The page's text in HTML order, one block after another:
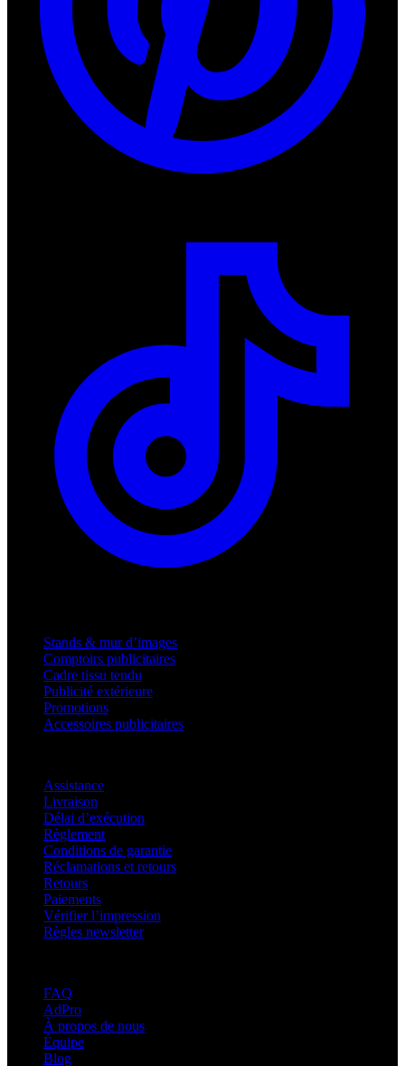
Stands & mur d’images
Comptoirs publicitaires
Cadre tissu tendu
Publicité extérieure
Promotions
Accessoires publicitaires
Assistance
Livraison
Délai d’exécution
Règlement
Conditions de garantie
Réclamations et retours
Retours
Paiements
Vérifier l’impression
Règles newsletter
FAQ
AdPro
À propos de nous
Équipe
Blog